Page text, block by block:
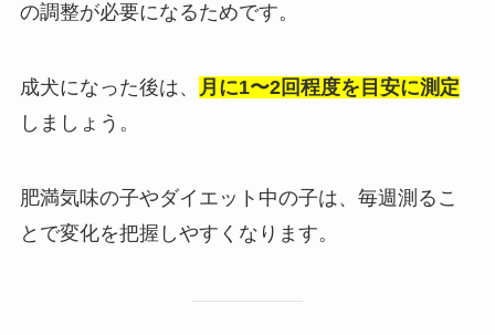
の調整が必要になるためです。
成犬になった後は、
月に1〜2回程度を目安に測定
しましょう。
肥満気味の子やダイエット中の子は、毎週測るこ
とで変化を把握しやすくなります。